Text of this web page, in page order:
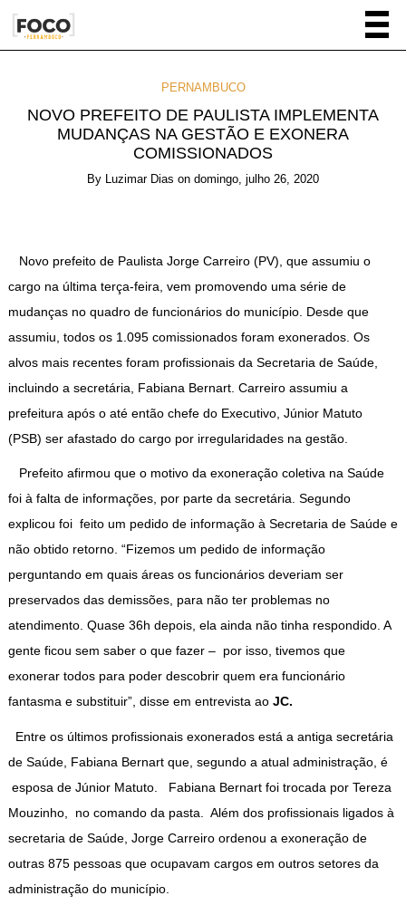
PERNAMBUCO
NOVO PREFEITO DE PAULISTA IMPLEMENTA
MUDANÇAS NA GESTÃO E EXONERA
COMISSIONADOS
By Luzimar Dias on domingo, julho 26, 2020
Novo prefeito de Paulista Jorge Carreiro (PV), que assumiu o
cargo na última terça-feira, vem promovendo uma série de
mudanças no quadro de funcionários do município. Desde que
assumiu, todos os 1.095 comissionados foram exonerados. Os
alvos mais recentes foram profissionais da Secretaria de Saúde,
incluindo a secretária, Fabiana Bernart. Carreiro assumiu a
prefeitura após o até então chefe do Executivo, Júnior Matuto
(PSB) ser afastado do cargo por irregularidades na gestão.
Prefeito afirmou que o motivo da exoneração coletiva na Saúde
foi à falta de informações, por parte da secretária. Segundo
explicou foi feito um pedido de informação à Secretaria de Saúde e
não obtido retorno. “Fizemos um pedido de informação
perguntando em quais áreas os funcionários deveriam ser
preservados das demissões, para não ter problemas no
atendimento. Quase 36h depois, ela ainda não tinha respondido. A
gente ficou sem saber o que fazer – por isso, tivemos que
exonerar todos para poder descobrir quem era funcionário
fantasma e substituir”, disse em entrevista ao JC.
Entre os últimos profissionais exonerados está a antiga secretária
de Saúde, Fabiana Bernart que, segundo a atual administração, é
esposa de Júnior Matuto. Fabiana Bernart foi trocada por Tereza
Mouzinho, no comando da pasta. Além dos profissionais ligados à
secretaria de Saúde, Jorge Carreiro ordenou a exoneração de
outras 875 pessoas que ocupavam cargos em outros setores da
administração do município.